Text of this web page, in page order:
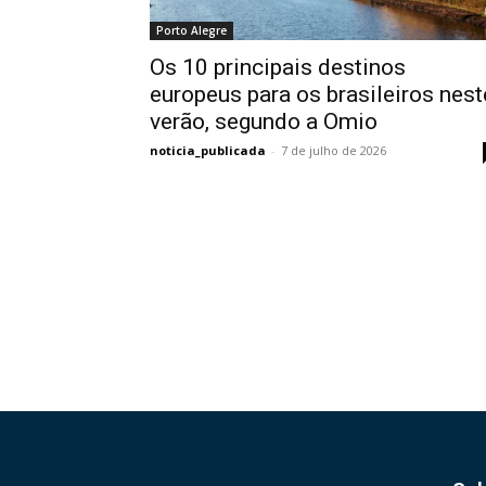
Porto Alegre
Os 10 principais destinos
europeus para os brasileiros
verão, segundo a Omio
noticia_publicada - 7 de julho de 2026